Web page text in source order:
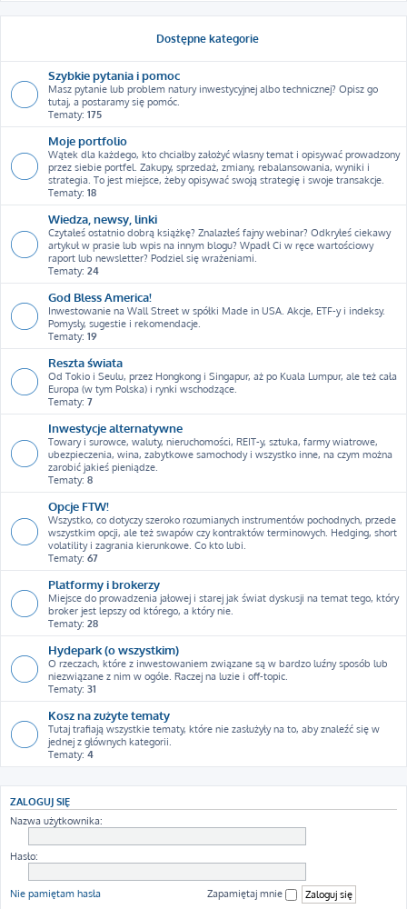
Dostępne kategorie
Szybkie pytania i pomoc
Masz pytanie lub problem natury inwestycyjnej albo technicznej? Opisz go
tutaj, a postaramy się pomóc.
Tematy: 175
Moje portfolio
Wątek dla każdego, kto chciałby założyć własny temat i opisywać prowadzony
przez siebie portfel. Zakupy, sprzedaż, zmiany, rebalansowania, wyniki i
strategia. To jest miejsce, żeby opisywać swoją strategię i swoje transakcje.
Tematy: 18
Wiedza, newsy, linki
Czytałeś ostatnio dobrą książkę? Znalazłeś fajny webinar? Odkryłeś ciekawy
artykuł w prasie lub wpis na innym blogu? Wpadł Ci w ręce wartościowy
raport lub newsletter? Podziel się wrażeniami.
Tematy: 24
God Bless America!
Inwestowanie na Wall Street w spółki Made in USA. Akcje, ETF-y i indeksy.
Pomysły, sugestie i rekomendacje.
Tematy: 19
Reszta świata
Od Tokio i Seulu, przez Hongkong i Singapur, aż po Kuala Lumpur, ale też cała
Europa (w tym Polska) i rynki wschodzące.
Tematy: 7
Inwestycje alternatywne
Towary i surowce, waluty, nieruchomości, REIT-y, sztuka, farmy wiatrowe,
ubezpieczenia, wina, zabytkowe samochody i wszystko inne, na czym można
zarobić jakieś pieniądze.
Tematy: 8
Opcje FTW!
Wszystko, co dotyczy szeroko rozumianych instrumentów pochodnych, przede
wszystkim opcji, ale też swapów czy kontraktów terminowych. Hedging, short
volatility i zagrania kierunkowe. Co kto lubi.
Tematy: 67
Platformy i brokerzy
Miejsce do prowadzenia jałowej i starej jak świat dyskusji na temat tego, który
broker jest lepszy od którego, a który nie.
Tematy: 28
Hydepark (o wszystkim)
O rzeczach, które z inwestowaniem związane są w bardzo luźny sposób lub
niezwiązane z nim w ogóle. Raczej na luzie i off-topic.
Tematy: 31
Kosz na zużyte tematy
Tutaj trafiają wszystkie tematy, które nie zasłużyły na to, aby znaleźć się w
jednej z głównych kategorii.
Tematy: 4
ZALOGUJ SIĘ
Nazwa użytkownika:
Hasło:
Nie pamiętam hasła Zapamiętaj mnie